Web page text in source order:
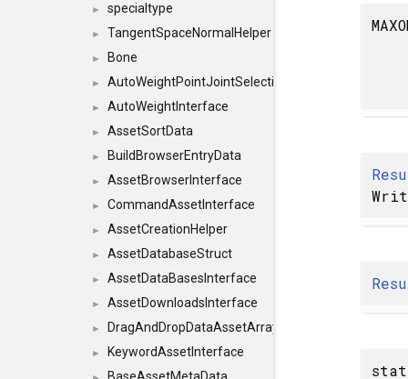
► specialtype
► TangentSpaceNormalHelper
► Bone
► AutoWeightPointJointSelections
► AutoWeightInterface
► AssetSortData
► BuildBrowserEntryData
► AssetBrowserInterface
► CommandAssetInterface
► AssetCreationHelper
► AssetDatabaseStruct
► AssetDataBasesInterface
► AssetDownloadsInterface
► DragAndDropDataAssetArray
► KeywordAssetInterface